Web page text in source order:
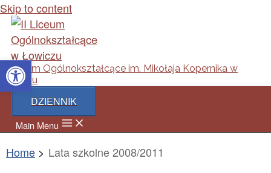
Skip to content
II Liceum Ogólnokształcące im. Mikołaja Kopernika w
Łowiczu
DZIENNIK
Main Menu
Home
Lata szkolne 2008/2011
Open toolbar